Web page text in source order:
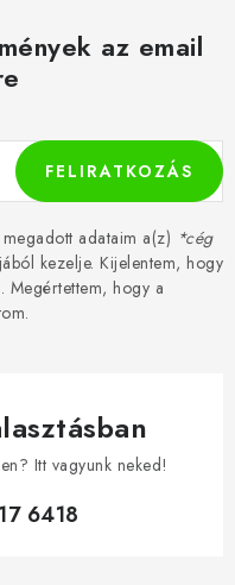
az email
adataim a(z) *cég
kezelje. Kijelentem, hogy
Megértettem, hogy a
FELIRATKOZÁS
Itt vagyunk neked!
6418